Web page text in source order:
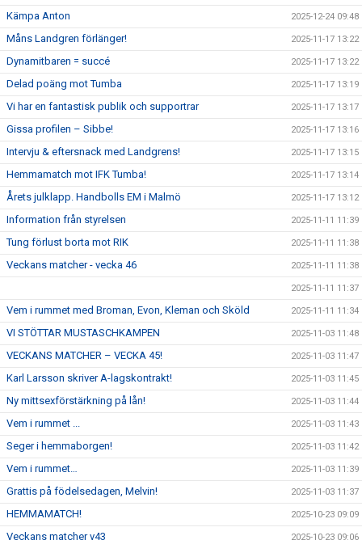
Kämpa Anton 2025-12-24 09:48
Måns Landgren förlänger! 2025-11-17 13:22
Dynamitbaren = succé 2025-11-17 13:22
Delad poäng mot Tumba 2025-11-17 13:19
Vi har en fantastisk publik och supportrar 2025-11-17 13:17
Gissa profilen – Sibbe! 2025-11-17 13:16
Intervju & eftersnack med Landgrens! 2025-11-17 13:15
Hemmamatch mot IFK Tumba! 2025-11-17 13:14
Årets julklapp. Handbolls EM i Malmö 2025-11-17 13:12
Information från styrelsen 2025-11-11 11:39
Tung förlust borta mot RIK 2025-11-11 11:38
Veckans matcher - vecka 46 2025-11-11 11:38
2025-11-11 11:37
Vem i rummet med Broman, Evon, Kleman och Sköld 2025-11-11 11:34
VI STÖTTAR MUSTASCHKAMPEN 2025-11-03 11:48
VECKANS MATCHER – VECKA 45! 2025-11-03 11:47
Karl Larsson skriver A-lagskontrakt! 2025-11-03 11:45
Ny mittsexförstärkning på lån! 2025-11-03 11:44
Vem i rummet ... 2025-11-03 11:43
Seger i hemmaborgen! 2025-11-03 11:42
Vem i rummet… 2025-11-03 11:39
Grattis på födelsedagen, Melvin! 2025-11-03 11:37
HEMMAMATCH! 2025-10-23 09:09
Veckans matcher v43 2025-10-23 09:06